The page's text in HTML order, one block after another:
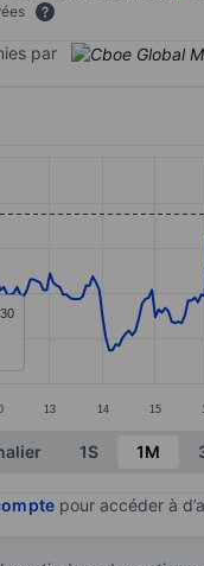
par
368 data points.
1 X axis displaying
1 Y axis displaying
13 14 15
chart.
1S 1M
pour accéder à